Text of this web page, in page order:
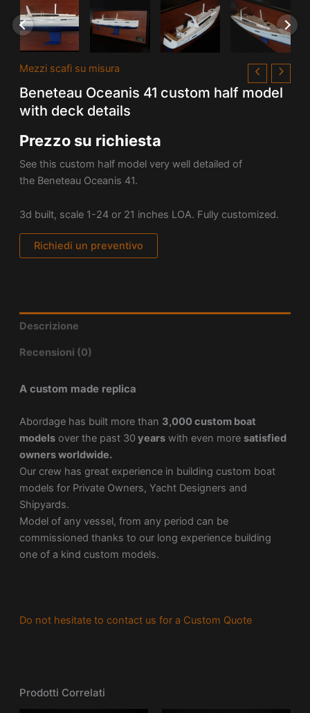
Mezzi scafi su misura
Beneteau Oceanis 41 custom half model
with deck details
Prezzo su richiesta
See this custom half model very well detailed of
the Beneteau Oceanis 41.
3d built, scale 1-24 or 21 inches LOA. Fully customized.
Richiedi un preventivo
Descrizione
Recensioni (0)
A custom made replica
Abordage has built more than 3,000 custom boat
modelsover the past 30 yearswith even more satisfied
owners worldwide.
Our crew has great experience in building custom boat
models for Private Owners, Yacht Designers and
Shipyards.
Model of any vessel, from any period can be
commissioned thanks to our long experience building
one of a kind custom models.
Do not hesitate to contact us for a Custom Quote
Prodotti Correlati